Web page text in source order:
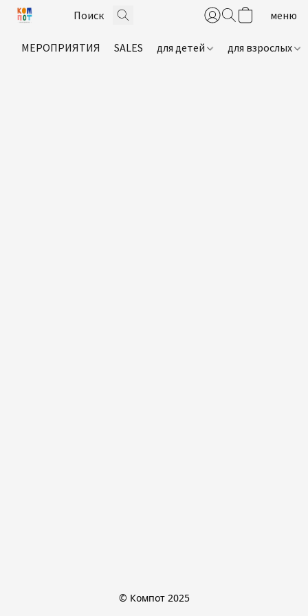
МЕРОПРИЯТИЯ SALES для детей для взрослых
© Компот 2025